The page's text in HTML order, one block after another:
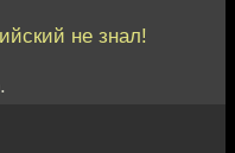
не знал!